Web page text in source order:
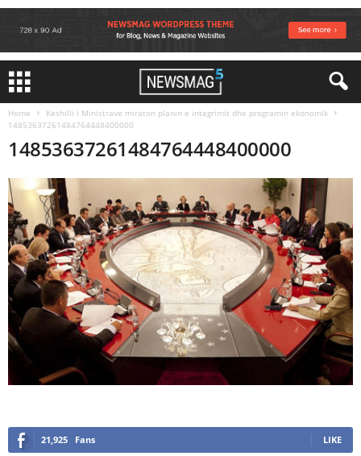
Home
Keshilli i Ministrave miraton planin e integrimit dhe programin ekonomik
14853637261484764448400000
14853637261484764448400000
21,925 Fans LIKE